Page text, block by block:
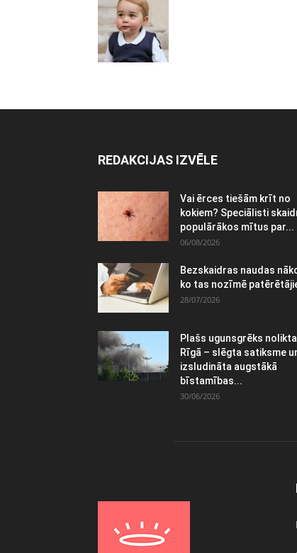
REDAKCIJAS IZVĒLE
Vai ērces tiešām krīt no
kokiem? Speciālisti
populārākos mītus par...
06/08/2026
Bezskaidras naudas
ko tas nozīmē
28/07/2026
Plašs ugunsgrēks
Rīgā – slēgta satiksme
izsludināta augstākā
bīstamības...
30/06/2026